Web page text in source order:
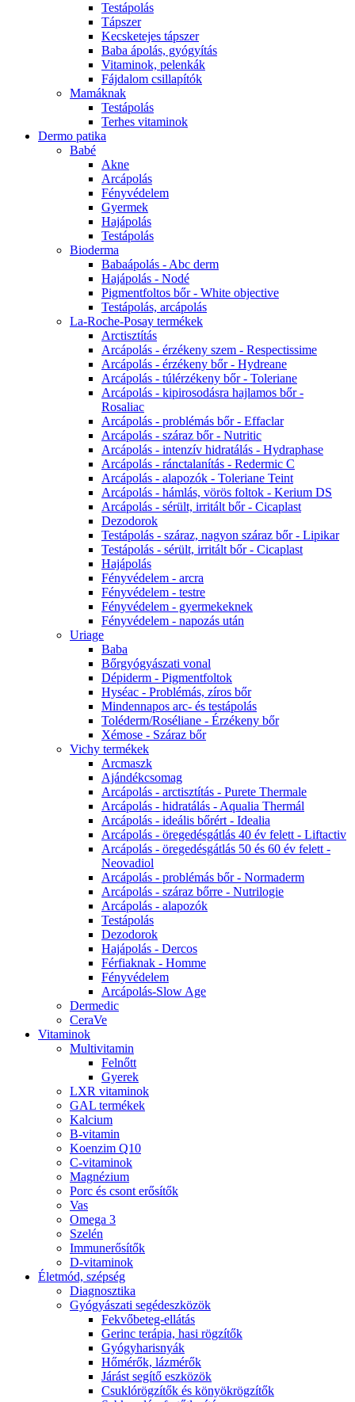
Testápolás
Tápszer
Kecsketejes tápszer
Baba ápolás, gyógyítás
Vitaminok, pelenkák
Fájdalom csillapítók
Mamáknak
Testápolás
Terhes vitaminok
Dermo patika
Babé
Akne
Arcápolás
Fényvédelem
Gyermek
Hajápolás
Testápolás
Bioderma
Babaápolás - Abc derm
Hajápolás - Nodé
Pigmentfoltos bőr - White objective
Testápolás, arcápolás
La-Roche-Posay termékek
Arctisztítás
Arcápolás - érzékeny szem - Respectissime
Arcápolás - érzékeny bőr - Hydreane
Arcápolás - túlérzékeny bőr - Toleriane
Arcápolás - kipirosodásra hajlamos bőr -
Rosaliac
Arcápolás - problémás bőr - Effaclar
Arcápolás - száraz bőr - Nutritic
Arcápolás - intenzív hidratálás - Hydraphase
Arcápolás - ránctalanítás - Redermic C
Arcápolás - alapozók - Toleriane Teint
Arcápolás - hámlás, vörös foltok - Kerium DS
Arcápolás - sérült, irritált bőr - Cicaplast
Dezodorok
Testápolás - száraz, nagyon száraz bőr - Lipikar
Testápolás - sérült, irritált bőr - Cicaplast
Hajápolás
Fényvédelem - arcra
Fényvédelem - testre
Fényvédelem - gyermekeknek
Fényvédelem - napozás után
Uriage
Baba
Bőrgyógyászati vonal
Dépiderm - Pigmentfoltok
Hyséac - Problémás, zíros bőr
Mindennapos arc- és testápolás
Toléderm/Roséliane - Érzékeny bőr
Xémose - Száraz bőr
Vichy termékek
Arcmaszk
Ajándékcsomag
Arcápolás - arctisztítás - Purete Thermale
Arcápolás - hidratálás - Aqualia Thermál
Arcápolás - ideális bőrért - Idealia
Arcápolás - öregedésgátlás 40 év felett - Liftactiv
Arcápolás - öregedésgátlás 50 és 60 év felett -
Neovadiol
Arcápolás - problémás bőr - Normaderm
Arcápolás - száraz bőrre - Nutrilogie
Arcápolás - alapozók
Testápolás
Dezodorok
Hajápolás - Dercos
Férfiaknak - Homme
Fényvédelem
Arcápolás-Slow Age
Dermedic
CeraVe
Vitaminok
Multivitamin
Felnőtt
Gyerek
LXR vitaminok
GAL termékek
Kalcium
B-vitamin
Koenzim Q10
C-vitaminok
Magnézium
Porc és csont erősítők
Vas
Omega 3
Szelén
Immunerősítők
D-vitaminok
Életmód, szépség
Diagnosztika
Gyógyászati segédeszközök
Fekvőbeteg-ellátás
Gerinc terápia, hasi rögzítők
Gyógyharisnyák
Hőmérők, lázmérők
Járást segítő eszközök
Csuklórögzítők és könyökrögzítők